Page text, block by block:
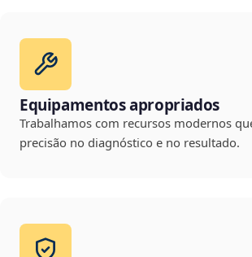
Equipamentos apropriados
Trabalhamos com recursos modernos
precisão no diagnóstico e no resultado.